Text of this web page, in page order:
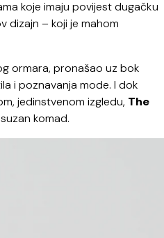
koje imaju povijest dugačku
dizajn – koji je mahom
ormara, pronašao uz bok
i poznavanja mode. I dok
jedinstvenom izgledu, The
komad.